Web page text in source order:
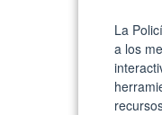
La
a los